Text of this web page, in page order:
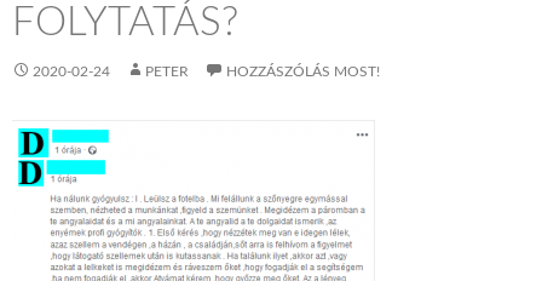
FOLYTATÁS?
2020-02-24 PETER HOZZÁSZÓLÁS MOST!